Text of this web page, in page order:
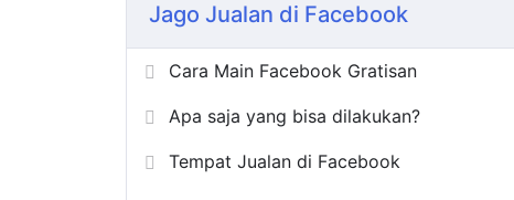
Jago Jualan di Facebook
Cara Main Facebook Gratisan
Apa saja yang bisa dilakukan?
Tempat Jualan di Facebook